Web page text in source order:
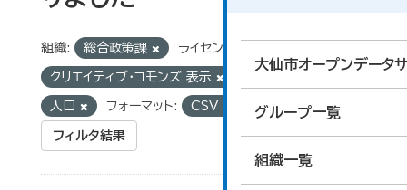
大仙市オープンデータ
グループ一覧
組織一覧
組織: 総合政策課 ライセンス:
クリエイティブ・コモンズ 表示
人口 フォーマット: CSV
フィルタ結果